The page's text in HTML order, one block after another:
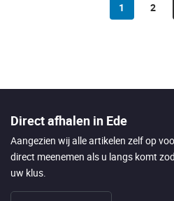
1 2
Direct afhalen in Ede
Aangezien wij alle artikelen zelf op
direct meenemen als u langs komt
uw klus.